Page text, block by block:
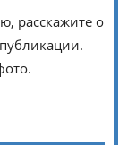
расскажите о